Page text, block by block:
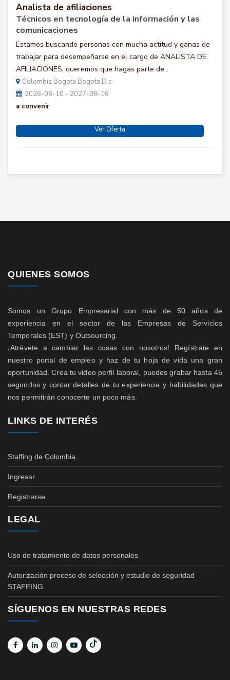
Analista de afiliaciones
Técnicos en tecnología de la información y las
comunicaciones
Estamos buscando personas con mucha actitud y ganas de
trabajar para desempeñarse en el cargo de ANALISTA DE
AFILIACIONES, queremos que hagas parte de...
Colombia Bogota Bogota D.c.
2026-08-10 - 2027-08-16
a convenir
Ver Oferta
QUIENES SOMOS
Somos un Grupo Empresarial con más de 50 años de
experiencia en el sector de las Empresas de Servicios
Temporales (EST) y Outsourcing.
¡Atrévete a cambiar las cosas con nosotros! Regístrate en
nuestro portal de empleo y haz de tu hoja de vida una gran
oportunidad. Crea tu video perfil laboral, puedes grabar hasta 45
segundos y contar detalles de tu experiencia y habilidades que
nos permitirán conocerte un poco más.
LINKS DE INTERÉS
Staffing de Colombia
Ingresar
Registrarse
LEGAL
Uso de tratamiento de datos personales
Autorización proceso de selección y estudio de seguridad
STAFFING
SÍGUENOS EN NUESTRAS REDES